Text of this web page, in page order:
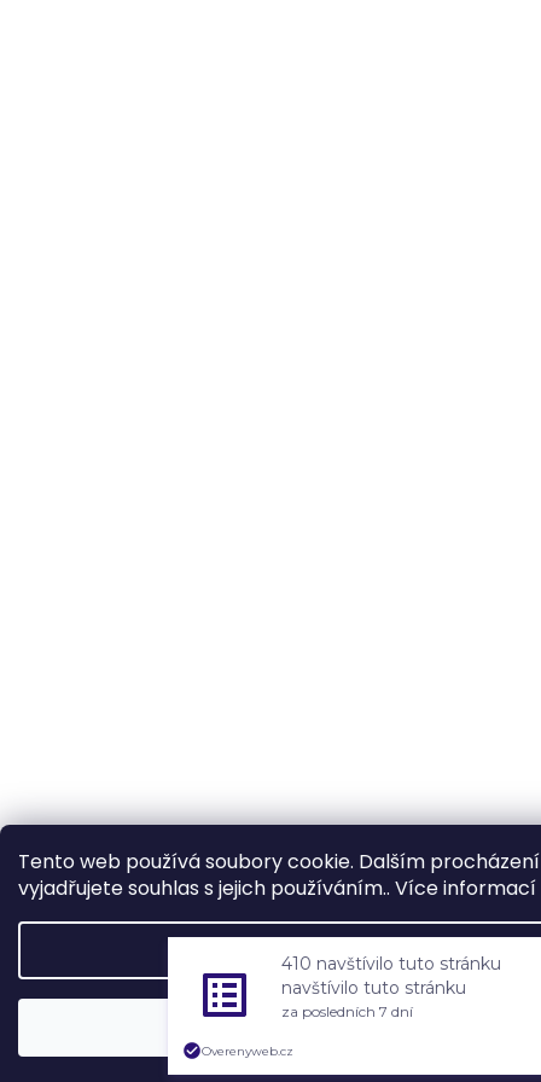
Tento web používá soubory cookie. Dalším
vyjadřujete souhlas s jejich používáním.. Více informací
Nastavení
410 navštívilo tuto stránku
navštívilo tuto stránku
za posledních 7 dní
Overenyweb.cz